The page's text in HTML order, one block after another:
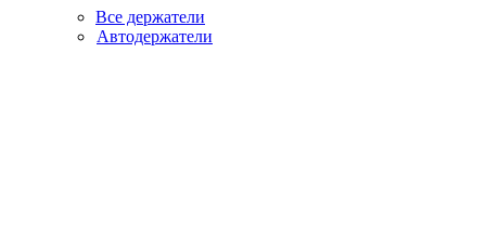
Все держатели
Автодержатели